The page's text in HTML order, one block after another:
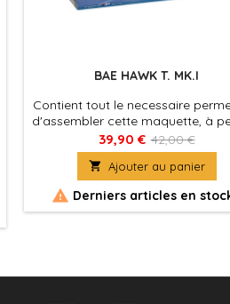
BAE HAWK T. MK.I
Contient tout le necessaire
d'assembler cette maquette, à
et à assembler. Colle et peintures
incluses.
39,90 € 42,00 €
 Ajouter au panier
 Derniers articles en